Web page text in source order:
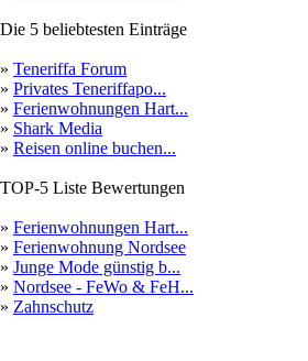
Die 5 beliebtesten Einträge
» Teneriffa Forum
» Privates Teneriffapo...
» Ferienwohnungen Hart...
» Shark Media
» Reisen online buchen...
TOP-5 Liste Bewertungen
» Ferienwohnungen Hart...
» Ferienwohnung Nordsee
» Junge Mode günstig b...
» Nordsee - FeWo & FeH...
» Zahnschutz